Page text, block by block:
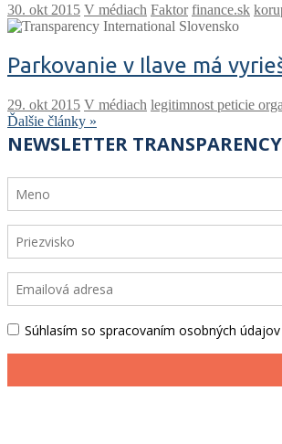
V médiach Faktor finance.sk
Parkovanie v Ilave má
V médiach legitimnost peticie
Ďalšie články »